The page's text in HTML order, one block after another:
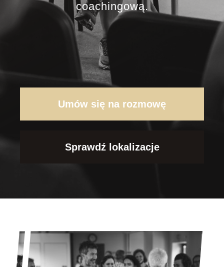
coachingową.
Umów się na rozmowę
Sprawdź lokalizacje